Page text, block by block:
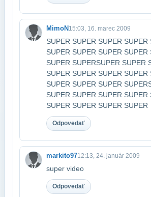
MimoN15:03, 16. marec 2009
SUPER SUPER SUPER SUPER
SUPER SUPER SUPER SUPER
SUPER SUPER​SUPER SUPER
SUPER SUPER SUPER SUPER
SUPER SUPER SUPER
SUPER SUPER SUPER SUPER
SUPER SUPER SUPER SUPER
Odpovedať
markito9712:13, 24. január 2009
super video
Odpovedať